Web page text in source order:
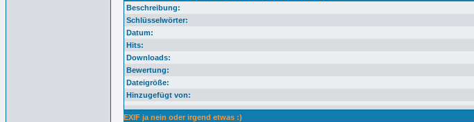
Beschreibung:
Schlüsselwörter:
Datum:
Hits:
Downloads:
Bewertung:
Dateigröße:
Hinzugefügt von:
EXIF ja nein oder irgend etwas :)